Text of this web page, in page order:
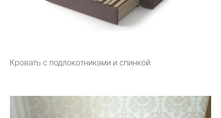
Кровать с подлокотниками и спинкой